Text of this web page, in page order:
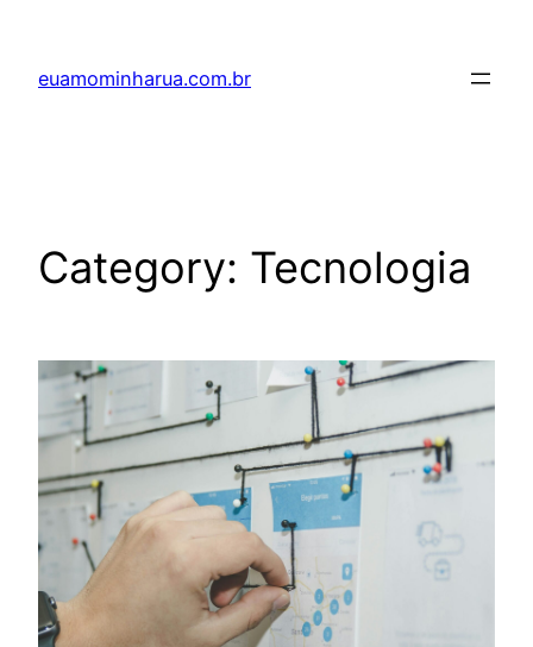
content
euamominharua.com.br
Category: Tecnologia